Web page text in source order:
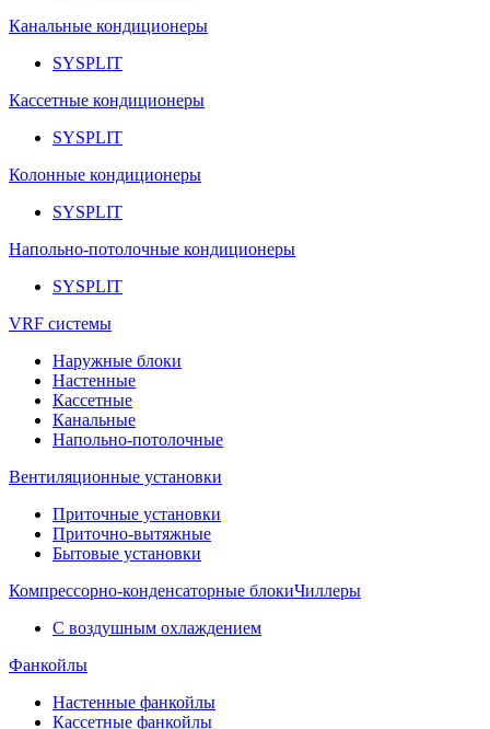
Канальные кондиционеры
SYSPLIT
Кассетные кондиционеры
SYSPLIT
Колонные кондиционеры
SYSPLIT
Напольно-потолочные кондиционеры
SYSPLIT
VRF системы
Наружные блоки
Настенные
Кассетные
Канальные
Напольно-потолочные
Вентиляционные установки
Приточные установки
Приточно-вытяжные
Бытовые установки
Компрессорно-конденсаторные блокиЧиллеры
С воздушным охлаждением
Фанкойлы
Настенные фанкойлы
Кассетные фанкойлы